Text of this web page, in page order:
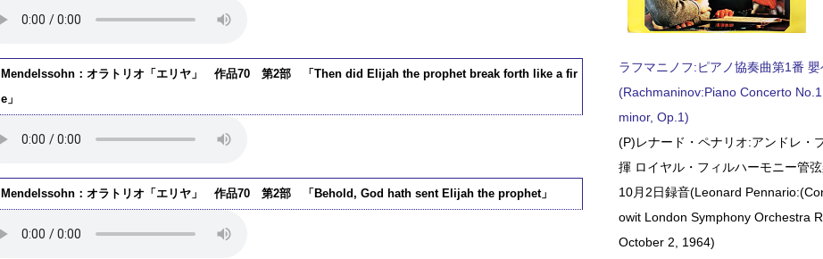
Mendelssohn：オラトリオ「エリヤ」 作品70 第2部 「Then did Elijah the prophet break forth like a fir
e」
Mendelssohn：オラトリオ「エリヤ」 作品70 第2部 「Behold, God hath sent Elijah the prophet」
ラフマニノフ:ピアノ協奏曲第1番
(Rachmaninov:Piano Concerto
minor, Op.1)
(P)レナード・ペナリオ:アンドレ・
揮 ロイヤル・フィルハーモニー管
10月2日録音(Leonard
owit London Symphony Orchestra
October 2, 1964)